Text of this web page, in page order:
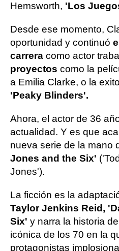
Hemsworth, 'Los
Desde ese momento,
oportunidad y continuó
carrera como actor
proyectos como la
a Emilia Clarke, o la
'Peaky Blinders'.
Ahora, el actor de 36
actualidad. Y es que
nueva serie de la mano
Jones and the Six'
Jones').
La ficción es la
Taylor Jenkins Reid,
Six' y narra la historia
icónica de los 70 en la
protagonistas